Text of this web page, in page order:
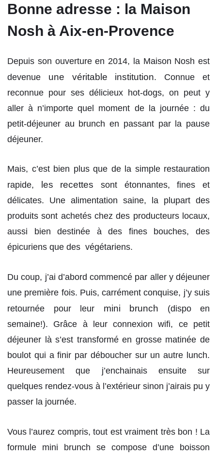
Bonne adresse : la Maison
Nosh à Aix-en-Provence
Depuis son ouverture en 2014, la Maison Nosh est
devenue une véritable institution. Connue et
reconnue pour ses délicieux hot-dogs, on peut y
aller à n’importe quel moment de la journée : du
petit-déjeuner au brunch en passant par la pause
déjeuner.
Mais, c’est bien plus que de la simple restauration
rapide,
les recettes sont étonnantes, fines et
délicates. Une alimentation saine, la plupart des
produits sont achetés chez des producteurs locaux,
aussi bien destinée à des fines bouches, des
épicuriens que des végétariens.
Du coup, j’ai d’abord commencé par aller y déjeuner
une première fois. Puis, carrément conquise, j’y suis
retournée pour leur mini brunch (dispo en
semaine!). Grâce à leur connexion wifi, ce petit
déjeuner là s’est transformé en grosse matinée de
boulot qui a finir par déboucher sur un autre lunch.
Heureusement que j’enchainais ensuite sur
quelques rendez-vous à l’extérieur sinon j’airais pu y
passer la journée.
Vous l’aurez compris, tout est vraiment très bon ! La
formule mini brunch se compose d’une boisson